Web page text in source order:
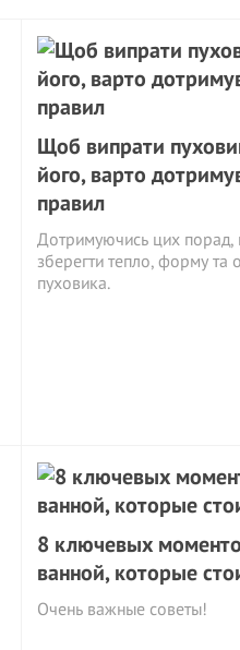
Щоб випрати
його, варто
правил
Дотримуючись цих порад,
зберегти тепло, форму та
пуховика.
8 ключевых
ванной, которые
Очень важные советы!